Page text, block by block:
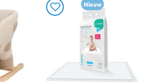
Nieuw